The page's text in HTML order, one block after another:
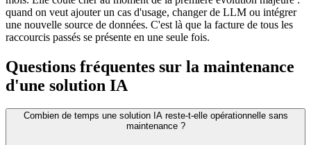
quand on veut ajouter un cas d'usage, changer de LLM ou intégrer
une nouvelle source de données. C'est là que la facture de tous les
raccourcis passés se présente en une seule fois.
Questions fréquentes sur la maintenance
d'une solution IA
Combien de temps une solution IA reste-t-elle opérationnelle sans
maintenance ?